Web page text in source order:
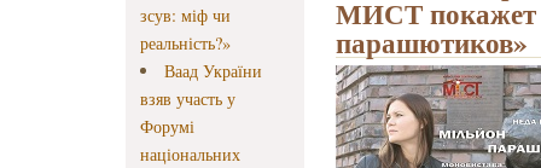
зсув: міф чи
реальність?»
Ваад України
взяв участь у
Форумі
національних
МИСТ покажет
парашютиков»